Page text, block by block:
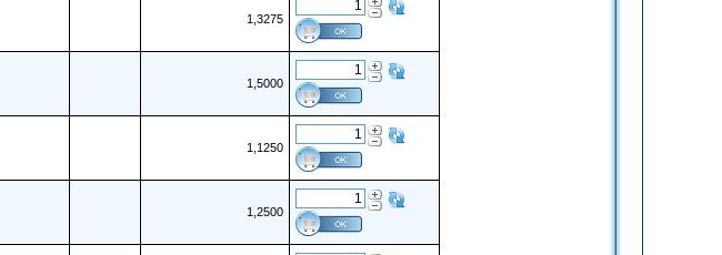
1,3275
1,5000
1,1250
1,2500